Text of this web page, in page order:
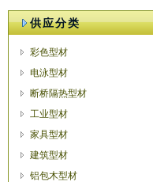
供应分类
彩色型材
电泳型材
断桥隔热型材
工业型材
家具型材
建筑型材
铝包木型材